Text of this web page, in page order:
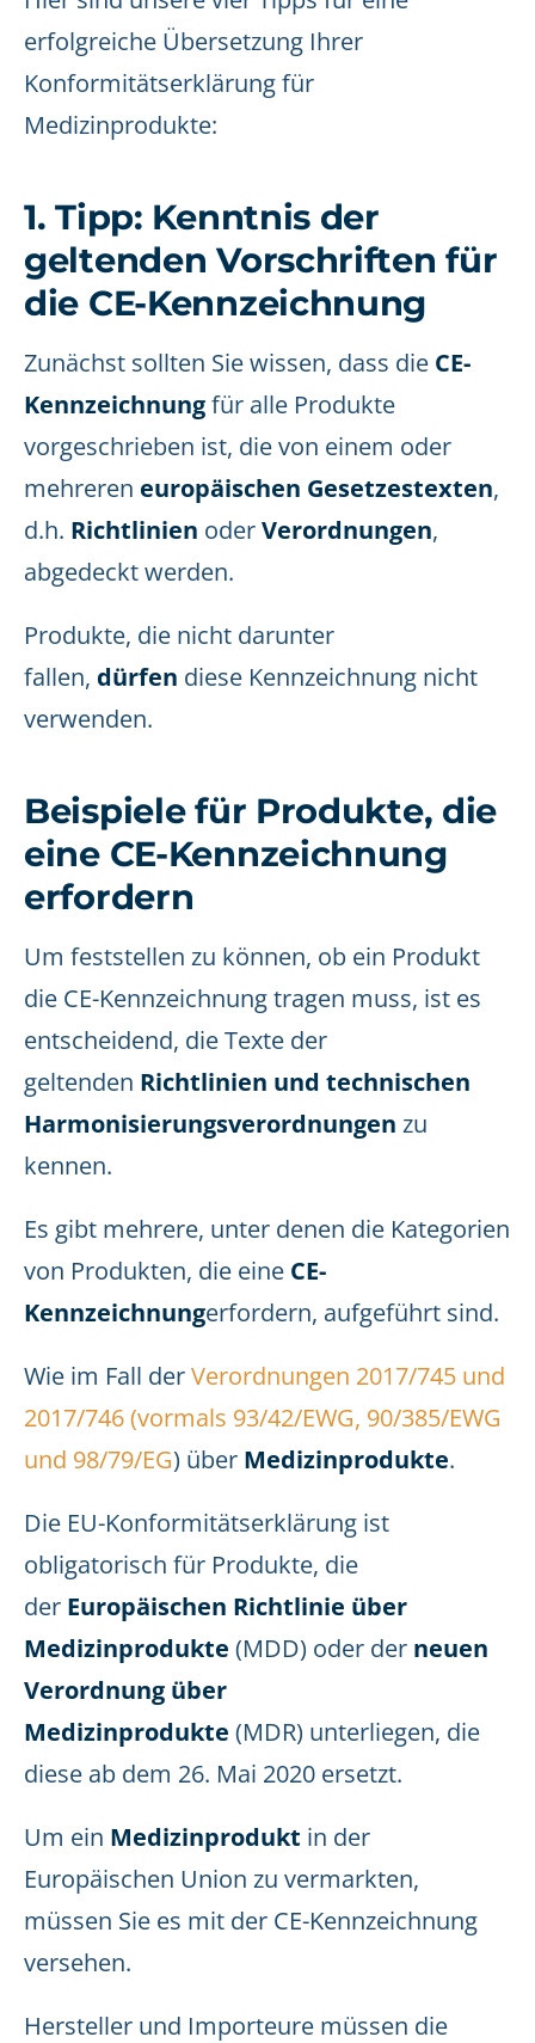
erfolgreiche Übersetzung Ihrer
Konformitätserklärung für
Medizinprodukte:
1. Tipp: Kenntnis der
geltenden Vorschriften für
die CE-Kennzeichnung
Zunächst sollten Sie wissen, dass die CE-
Kennzeichnungfür alle Produkte
vorgeschrieben ist, die von einem oder
mehreren europäischen Gesetzestexten,
d.h. Richtlinien oderVerordnungen,
abgedeckt werden.
Produkte, die nicht darunter
fallen, dürfen diese Kennzeichnung nicht
verwenden.
Beispiele für Produkte, die
eine CE-Kennzeichnung
erfordern
Um feststellen zu können, ob ein Produkt
die CE-Kennzeichnung tragen muss, ist es
entscheidend, die Texte der
geltenden Richtlinien und technischen
Harmonisierungsverordnungen zu
kennen.
Es gibt mehrere, unter denen die Kategorien
von Produkten, die eine CE-
Kennzeichnungerfordern, aufgeführt sind.
Wie im Fall derVerordnungen 2017/745 und
2017/746 (vormals 93/42/EWG, 90/385/EWG
und 98/79/EG) über Medizinprodukte.
Die EU-Konformitätserklärung ist
obligatorisch für Produkte, die
der Europäischen Richtlinie über
Medizinprodukte (MDD) oder der neuen
Verordnung über
Medizinprodukte (MDR) unterliegen, die
diese ab dem 26. Mai 2020 ersetzt.
Um ein Medizinprodukt in der
Europäischen Union zu vermarkten,
müssen Sie es mit der CE-Kennzeichnung
versehen.
Hersteller und Importeure müssen die